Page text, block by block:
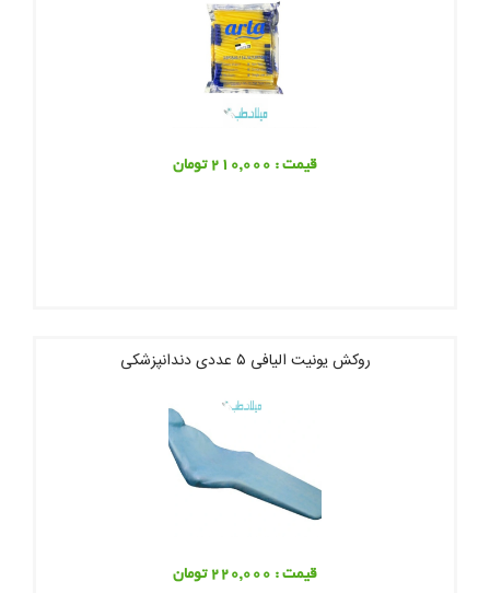
قیمت : 210,000 تومان
روکش یونیت الیافی ۵ عددی دندانپزشکی
قیمت : 220,000 تومان